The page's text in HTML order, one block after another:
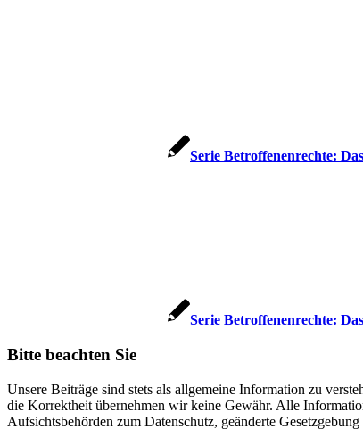
Serie Betroffenenrechte:
Serie Betroffenenrechte:
Bitte beachten Sie
Unsere Beiträge sind stets als allgemeine Information zu
die Korrektheit übernehmen wir keine Gewähr. Alle
Aufsichtsbehörden zum Datenschutz, geänderte